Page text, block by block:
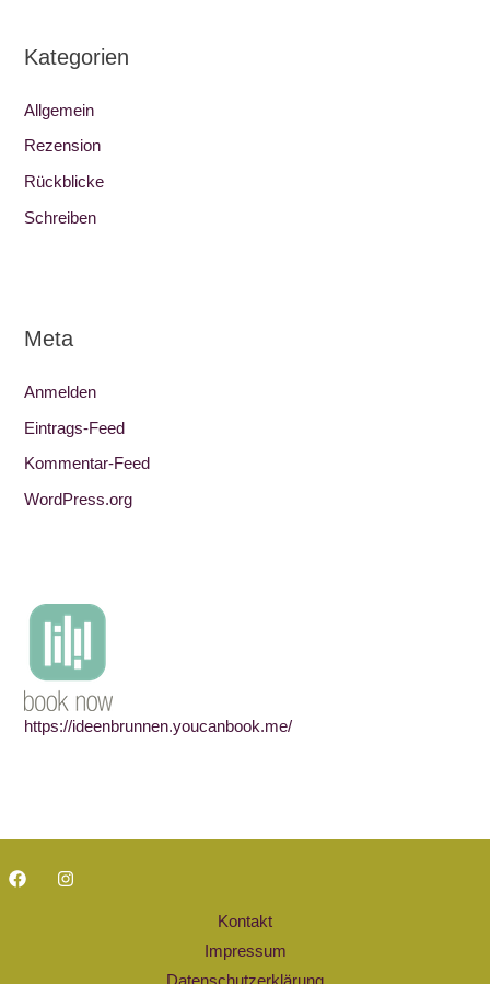
Kategorien
Allgemein
Rezension
Rückblicke
Schreiben
Meta
Anmelden
Eintrags-Feed
Kommentar-Feed
WordPress.org
https://ideenbrunnen.youcanbook.me/
Kontakt
Impressum
Datenschutzerklärung